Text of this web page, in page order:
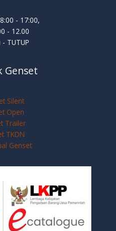
- 17:00,
- 12.00
TUTUP
Genset
Silent
Open
Trailer
TKDN
Genset